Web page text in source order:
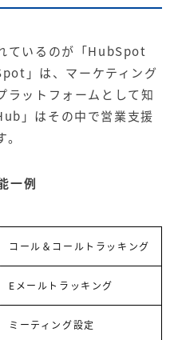
ているのが「HubSpot
」は、マーケティング
ラットフォームとして知
」はその中で営業支援
一例
コール＆コールトラッキング
Eメールトラッキング
ミーティング設定